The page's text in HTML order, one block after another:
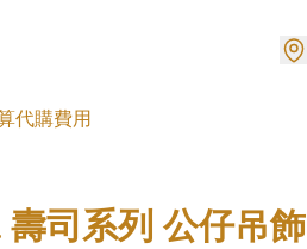
代購費用
司系列 公仔吊飾